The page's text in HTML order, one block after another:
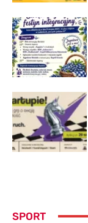
SPORT